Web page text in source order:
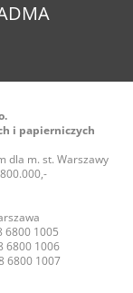
i papierniczych
dla m. st. Warszawy
6800 1005
6800 1006
6800 1007